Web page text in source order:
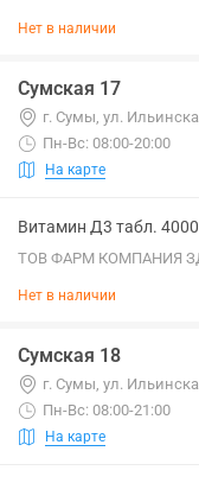
Нет в наличии
Сумская 17
г. Сумы, ул.
Пн-Вс: 08:00-20:00
На карте
Витамин Д3 табл.
ТОВ ФАРМ КОМПАНИЯ
Нет в наличии
Сумская 18
г. Сумы, ул.
Пн-Вс: 08:00-21:00
На карте